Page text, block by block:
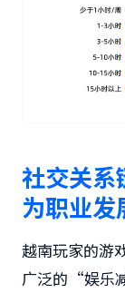
社交关系
为职业发
越南玩家的游
广泛的“娱乐